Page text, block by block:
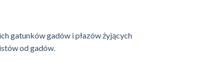
gatunków gadów i płazów żyjących
od gadów.